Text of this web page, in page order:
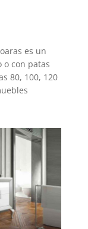
es un
con patas
80, 100, 120